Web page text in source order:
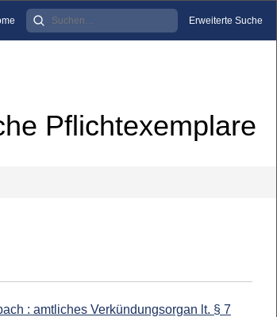
Erweiterte Suche
Pflichtexemplare
: amtliches Verkündungsorgan lt. § 7